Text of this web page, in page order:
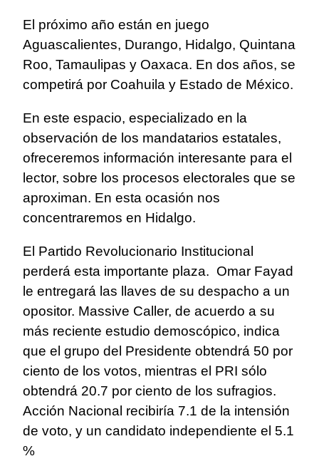
El próximo año están en juego
Aguascalientes, Durango, Hidalgo, Quintana
Roo, Tamaulipas y Oaxaca. En dos años, se
competirá por Coahuila y Estado de México.
En este espacio, especializado en la
observación de los mandatarios estatales,
ofreceremos información interesante para el
lector, sobre los procesos electorales que se
aproximan. En esta ocasión nos
concentraremos en Hidalgo.
El Partido Revolucionario Institucional
perderá esta importante plaza. Omar Fayad
le entregará las llaves de su despacho a un
opositor. Massive Caller, de acuerdo a su
más reciente estudio demoscópico, indica
que el grupo del Presidente obtendrá 50 por
ciento de los votos, mientras el PRI sólo
obtendrá 20.7 por ciento de los sufragios.
Acción Nacional recibiría 7.1 de la intensión
de voto, y un candidato independiente el 5.1
%